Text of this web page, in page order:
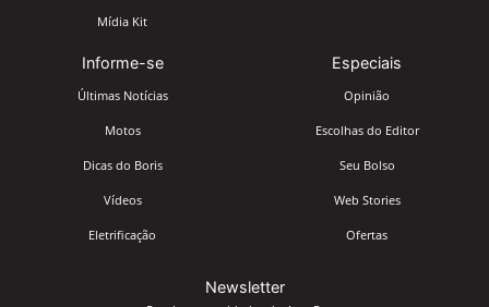
Mídia Kit
Informe-se
Últimas Notícias
Motos
Dicas do Boris
Vídeos
Eletrificação
Especiais
Opinião
Escolhas do Editor
Seu Bolso
Web Stories
Ofertas
Newsletter